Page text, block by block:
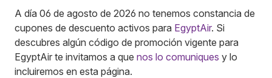
A día 06 de agosto de 2026 no tenemos constancia de
cupones de descuento activos para EgyptAir. Si
descubres algún código de promoción vigente para
EgyptAir te invitamos a que nos lo comuniques y lo
incluiremos en esta página.